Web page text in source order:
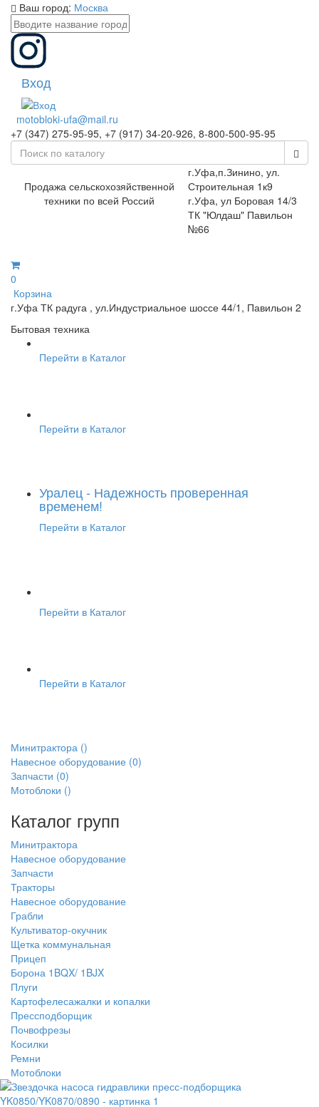
Ваш город: Москва
Вход
motobloki-ufa@mail.ru
+7 (347) 275-95-95, +7 (917) 34-20-926, 8-800-500-95-95
Продажа сельскохозяйственной
техники по всей Россий
г.Уфа,п.Зинино, ул.
Строительная 1к9
г.Уфа, ул Боровая 14/3
ТК "Юлдаш" Павильон
№66
0
Корзина
г.Уфа ТК радуга , ул.Индустриальное шоссе 44/1, Павильон 2
Бытовая техника
Перейти в Каталог
Перейти в Каталог
Уралец - Надежность проверенная
временем!
Перейти в Каталог
Перейти в Каталог
Перейти в Каталог
Минитрактора ()
Навесное оборудование (0)
Запчасти (0)
Мотоблоки ()
Каталог групп
Минитрактора
Навесное оборудование
Запчасти
Тракторы
Навесное оборудование
Грабли
Культиватор-окучник
Щетка коммунальная
Прицеп
Борона 1BQX/ 1BJX
Плуги
Картофелесажалки и копалки
Прессподборщик
Почвофрезы
Косилки
Ремни
Мотоблоки